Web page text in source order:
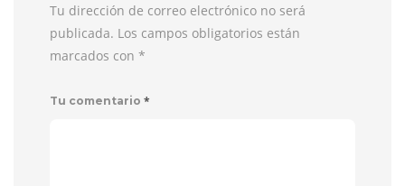
Tu dirección de correo electrónico no será
publicada. Los campos obligatorios están
marcados con *
Tu comentario *